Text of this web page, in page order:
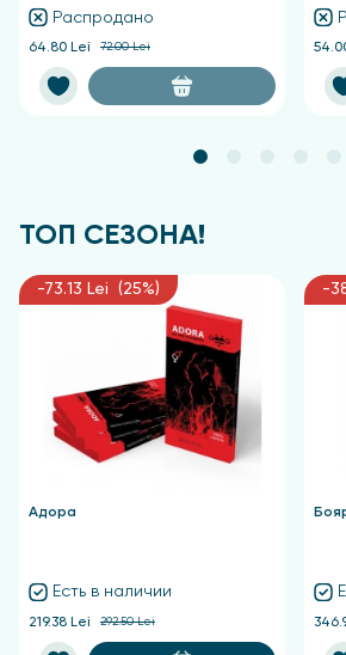
Распродано
64.80 Lei 72.00 Lei
ТОП СЕЗОНА!
-73.13 Lei (25%)
Адора
Есть в наличии
219.38 Lei 292.50 Lei
-